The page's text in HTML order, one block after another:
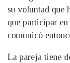
su voluntad que
que participar
comunicó
La pareja tiene